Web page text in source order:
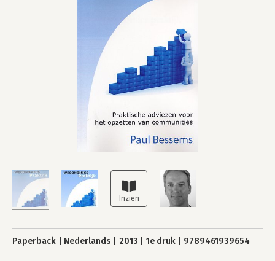
Paperback Nederlands 2013 1e druk 9789461939654